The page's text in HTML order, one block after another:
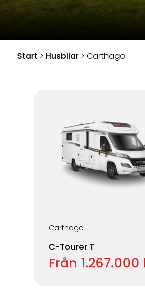
Start > Husbilar> Carthago
Carthago
C-Tourer T
Från 1.267.000